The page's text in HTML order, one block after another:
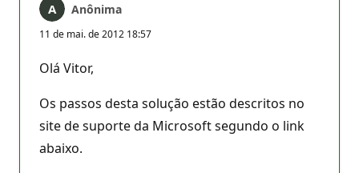
Anônima
11 de mai. de 2012 18:57
Olá Vitor,
Os passos desta solução estão descritos no
site de suporte da Microsoft segundo o link
abaixo.